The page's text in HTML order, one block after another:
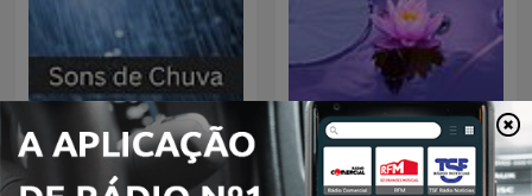
Sons de Chuva Musicas para Relaxar